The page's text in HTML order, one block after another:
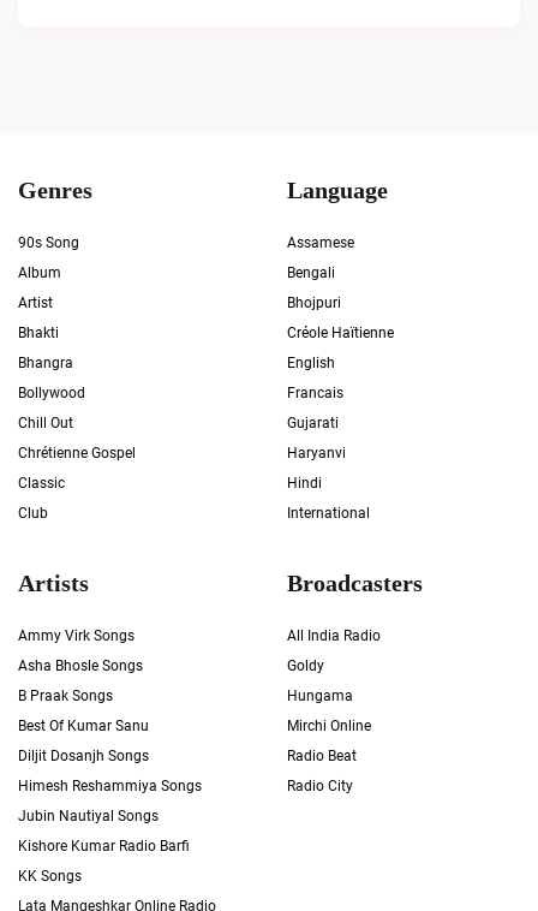
Genres
90s Song
Album
Artist
Bhakti
Bhangra
Bollywood
Chill Out
Chrétienne Gospel
Classic
Club
Language
Assamese
Bengali
Bhojpuri
Créole Haïtienne
English
Francais
Gujarati
Haryanvi
Hindi
International
Artists
Ammy Virk Songs
Asha Bhosle Songs
B Praak Songs
Best Of Kumar Sanu
Diljit Dosanjh Songs
Himesh Reshammiya Songs
Jubin Nautiyal Songs
Kishore Kumar Radio Barfi
KK Songs
Lata Mangeshkar Online Radio
Broadcasters
All India Radio
Goldy
Hungama
Mirchi Online
Radio Beat
Radio City